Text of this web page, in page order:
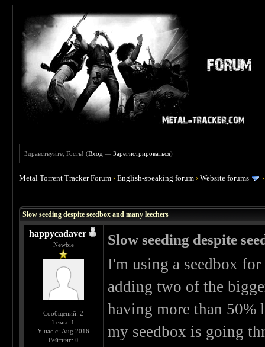
Здравствуйте, Гость! (Вход —Зарегистрироваться)
Metal Torrent Tracker Forum ›English-speaking forum ›Website forums
Slow seeding despite seedbox and many leechers
happycadaver
Newbie
Сообщений: 2
Темы: 1
У нас с: Aug 2016
Рейтинг: 0
Slow seeding despite
I'm using a seedbox
adding two of the
having more than 50%
my seedbox is going